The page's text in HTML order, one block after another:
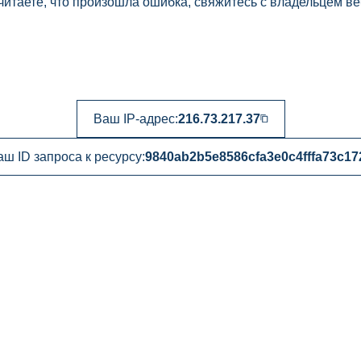
Ваш IP-адрес:216.73.217.37
ID запроса к ресурсу: